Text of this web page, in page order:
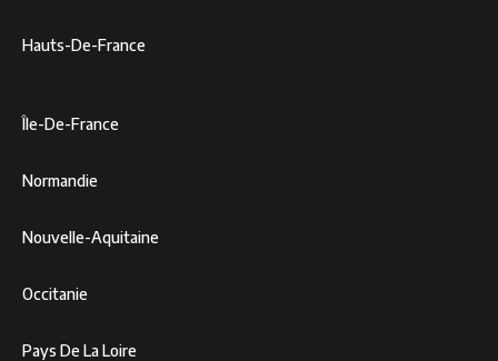
Hauts-De-France
Île-De-France
Normandie
Nouvelle-Aquitaine
Occitanie
Pays De La Loire